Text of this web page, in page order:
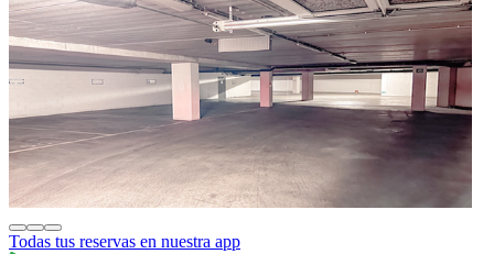
Todas tus reservas en nuestra app